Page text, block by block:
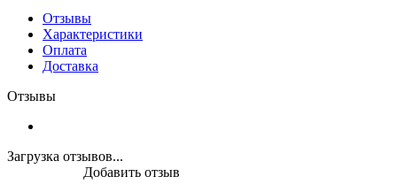
Отзывы
Характеристики
Оплата
Доставка
Отзывы
Загрузка отзывов...
Добавить отзыв